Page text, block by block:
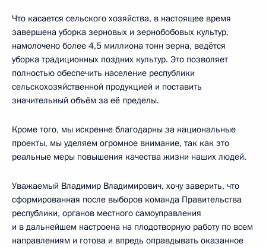
Что касается сельского хозяйства, в настоящее время
завершена уборка зерновых и зернобобовых культур,
намолочено более 4,5 миллиона тонн зерна, ведётся
уборка традиционных поздних культур. Это позволяет
полностью обеспечить население республики
сельскохозяйственной продукцией и поставить
значительный объём за её пределы.
Кроме того, мы искренне благодарны за национальные
проекты, мы уделяем огромное внимание, так как это
реальные меры повышения качества жизни наших людей.
Уважаемый Владимир Владимирович, хочу заверить, что
сформированная после выборов команда Правительства
республики, органов местного самоуправления
и в дальнейшем настроена на плодотворную работу по всем
направлениям и готова и впредь оправдывать оказанное